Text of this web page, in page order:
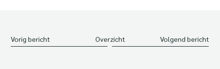
Vorig bericht Overzicht Volgend bericht